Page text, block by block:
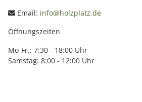
Email: info@holzplatz.de
Öffnungszeiten
Mo-Fr.: 7:30 - 18:00 Uhr
Samstag: 8:00 - 12:00 Uhr